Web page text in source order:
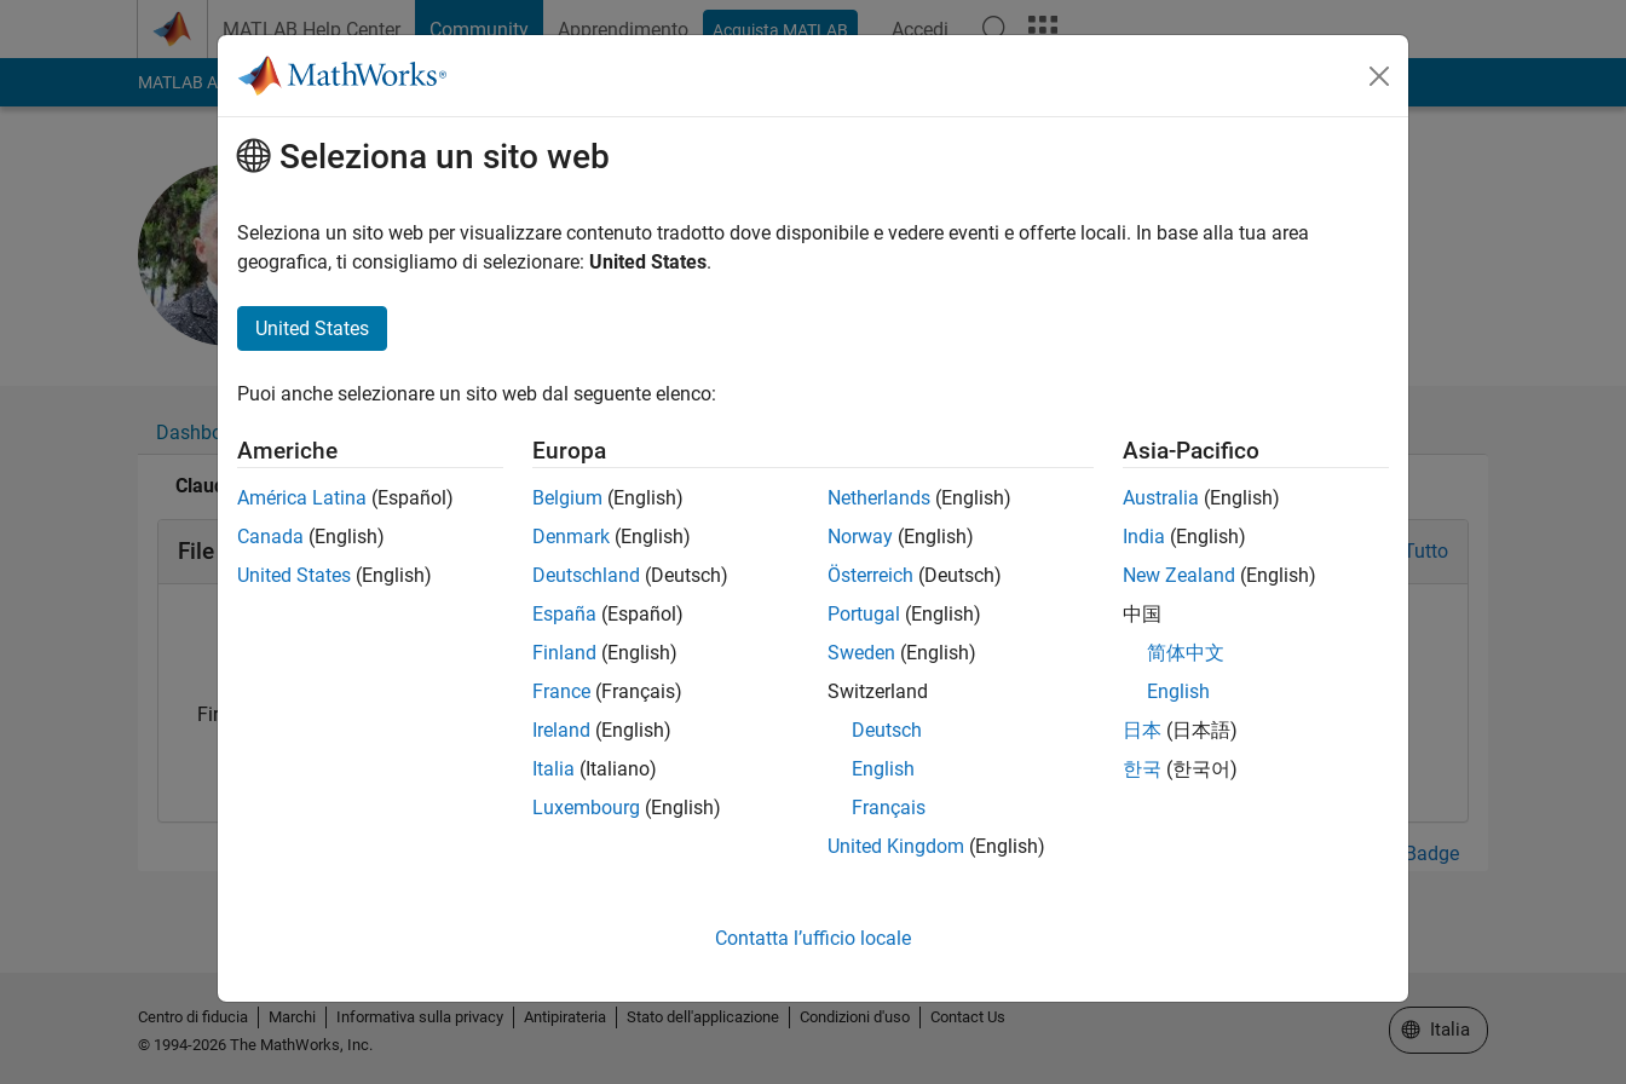
MATLAB Help Center Community Apprendimento Acquista MATLAB Accedi
MATLAB Answers File Exchange Cody
Last seen: circa un anno fa|Attivo dal 2016
Followers:1Following:0
Dashboard
Claudio Urrea's Badge
File Exchange Badge Tutto
First Submission
02 Apr 2020
29 Jul 2022
Guarda tutto Badge
Seleziona un sito web
Seleziona un sito web per visualizzare contenuto tradotto dove disponibile e vedere eventi e offerte locali. In base alla tua area
geografica, ti consigliamo di selezionare: United States.
United States
Puoi anche selezionare un sito web dal seguente elenco:
Americhe
América Latina (Español)
Canada (English)
United States (English)
Europa
Belgium (English)
Denmark (English)
Deutschland (Deutsch)
España (Español)
Finland (English)
France (Français)
Ireland (English)
Italia (Italiano)
Luxembourg (English)
Netherlands (English)
Norway (English)
Österreich (Deutsch)
Portugal (English)
Sweden (English)
Switzerland
Deutsch
English
Français
United Kingdom (English)
Asia-Pacifico
Australia (English)
India (English)
New Zealand (English)
中国
简体中文
English
日本 (日本語)
한국 (한국어)
Contatta l’ufficio locale
Centro di fiducia Marchi Informativa sulla privacy Antipirateria Stato dell'applicazione Condizioni d'uso
Contact Us
© 1994-2026 The MathWorks, Inc.
Seleziona un sito web
Italia